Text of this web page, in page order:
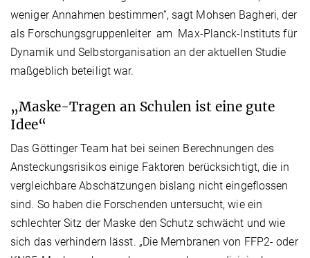
weniger Annahmen bestimmen“, sagt Mohsen Bagheri, der
als Forschungsgruppenleiter am Max-Planck-Instituts für
Dynamik und Selbstorganisation an der aktuellen Studie
maßgeblich beteiligt war.
„Maske-Tragen an Schulen ist eine gute
Idee“
Das Göttinger Team hat bei seinen Berechnungen des
Ansteckungsrisikos einige Faktoren berücksichtigt, die in
vergleichbare Abschätzungen bislang nicht eingeflossen
sind. So haben die Forschenden untersucht, wie ein
schlechter Sitz der Maske den Schutz schwächt und wie
sich das verhindern lässt. „Die Membranen von FFP2- oder